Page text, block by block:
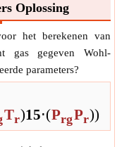
Oplossing
het berekenen van
gas gegeven Wohl-
parameters?
Tr)15⋅(PrgPr))